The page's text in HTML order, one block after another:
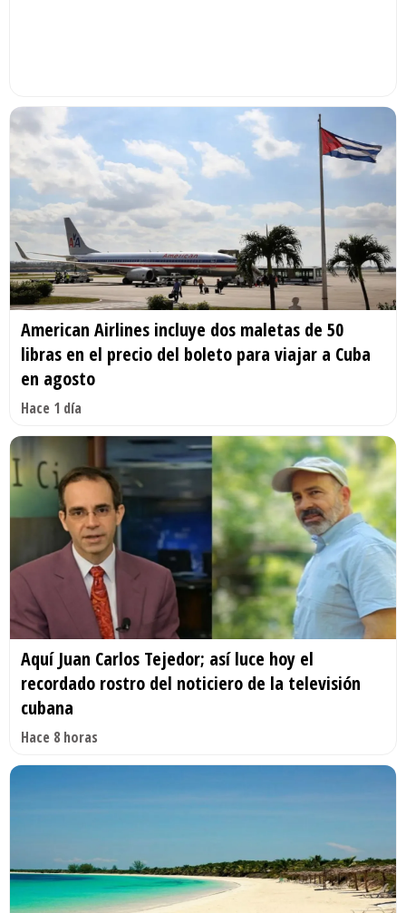
American Airlines incluye dos maletas de 50
libras en el precio del boleto para viajar a Cuba
en agosto
Hace 1 día
Aquí Juan Carlos Tejedor; así luce hoy el
recordado rostro del noticiero de la televisión
cubana
Hace 8 horas